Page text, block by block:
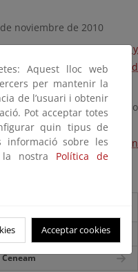
noviembre de 2010
Impactos, vulnerabilidad y
de la biodiversidad
Ministerio de Medio
552 pág.
del texto anterior con
digitales
Aquest lloc web
per mantenir la
de l’usuari i obtenir
Pot acceptar totes
quin tipus de
informació sobre les
la nostra Política de
Acceptar cookies